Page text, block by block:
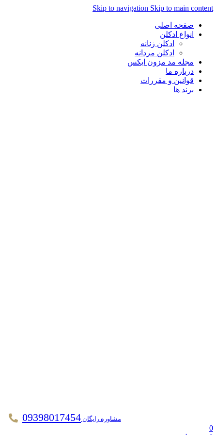
Skip to navigation Skip to main
صفحه اصلی
انواع ادکلن
ادکلن زنانه
ادکلن مردانه
مجله مد مزون ایکس
درباره ما
قوانین و مقررات
برند ها
مشاوره رایگان 09398017454